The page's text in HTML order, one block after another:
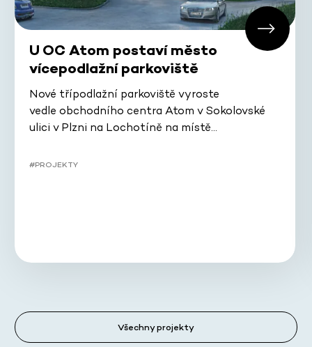
U OC Atom postaví město
vícepodlažní parkoviště
Nové třípodlažní parkoviště vyroste
vedle obchodního centra Atom v Sokolovské
ulici v Plzni na Lochotíně na místě…
#PROJEKTY
Všechny projekty